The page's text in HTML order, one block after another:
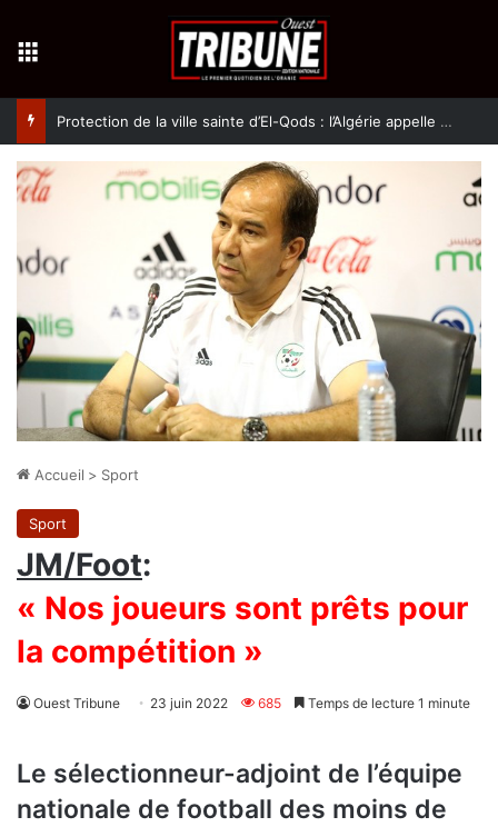
Protection de la ville sainte d’El-Qods : l’Algérie appelle à une action collective
Accueil > Sport
Sport
JM/Foot:
« Nos joueurs sont prêts pour
la compétition »
Ouest Tribune 23 juin 2022 685 Temps de lecture 1 minute
Le sélectionneur-adjoint de l’équipe
nationale de football des moins de